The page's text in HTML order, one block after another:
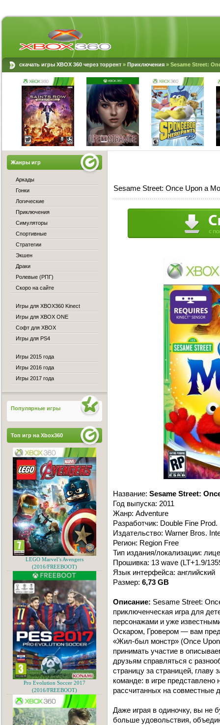
скачать игры XBOX 360 через торрент » Приключения » Sesame Street:
Sesame Street: Once Upon a
Название: Sesame Street:
Год выпуска: 2011
Жанр: Adventure
Разработчик: Double Fine Prod.
Издательство: Warner Bros.
Регион: Region Free
Тип издания/локализации:
Прошивка: 13 wave (LT+1.9/
Язык интерфейса: английский
Размер: 6,73 GB
Описание: Sesame Street:
приключенческая игра для
персонажами и уже
Оскаром, Гровером — вам
«Жил-был монстр» (Once
принимать участие в
друзьям справляться с
страницу за страницей, главу
команде: в игре
рассчитанных на совместные
Даже играя в одиночку, вы не
больше удовольствия,
Жанры игр
Аркады
Гонки
Логические
Приключения
Симуляторы
Спортивные
Стратегии
Экшен
Драки
Ролевые (РПГ)
Скоро на сайте
Игры для XBOX360 Kinect
Игры для XBOX ONE
Софт для XBOX
Игры для PS4
Игры 2015 года
Игры 2016 года
Игры 2017 года
Популярные игры
Топ игр на Xbox360
LEGO Marvel’s Avengers
(2016/FREEBOOT)
Pro Evolution Soccer 2017
(2016/FREEBOOT)